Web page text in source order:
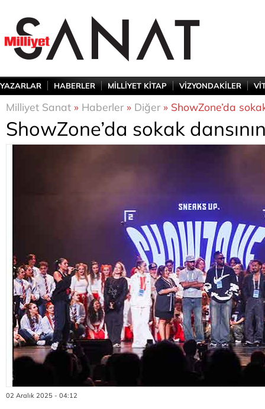
YAZARLAR HABERLER MİLLİYET KİTAP VİZYONDAKİLER
Milliyet Sanat » Haberler» Diğer» ShowZone’da
ShowZone’da sokak
02 Aralık 2025 - 04:12